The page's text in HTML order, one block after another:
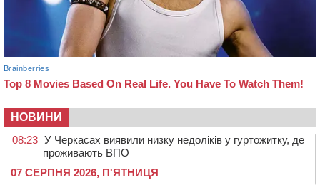
НОВИНИ
08:23 У Черкасах виявили низку недоліків у гуртожитку, де
проживають ВПО
07 СЕРПНЯ 2026, П'ЯТНИЦЯ